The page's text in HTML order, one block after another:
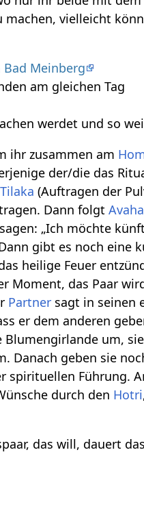
vielleicht
Bad Meinberg
am gleichen Tag
werdet und so
ihr zusammen am
der/die das
Tilaka (Auftragen der
Dann folgt
„Ich möchte
gibt es noch eine
heilige Feuer
Moment, das Paar
Partner sagt in seinen
er dem anderen
um,
geben sie
spirituellen Führung.
durch den Hotri
das will, dauert